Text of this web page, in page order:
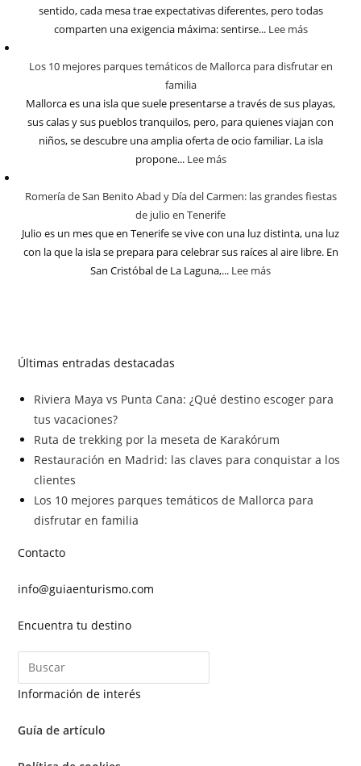
sentido, cada mesa trae expectativas diferentes, pero todas
comparten una exigencia máxima: sentirse... Lee más
Los 10 mejores parques temáticos de Mallorca para disfrutar en
familia
Mallorca es una isla que suele presentarse a través de sus playas,
sus calas y sus pueblos tranquilos, pero, para quienes viajan con
niños, se descubre una amplia oferta de ocio familiar. La isla
propone... Lee más
Romería de San Benito Abad y Día del Carmen: las grandes fiestas
de julio en Tenerife
Julio es un mes que en Tenerife se vive con una luz distinta, una luz
con la que la isla se prepara para celebrar sus raíces al aire libre. En
San Cristóbal de La Laguna,... Lee más
Últimas entradas destacadas
Riviera Maya vs Punta Cana: ¿Qué destino escoger para
tus vacaciones?
Ruta de trekking por la meseta de Karakórum
Restauración en Madrid: las claves para conquistar a los
clientes
Los 10 mejores parques temáticos de Mallorca para
disfrutar en familia
Contacto
info@guiaenturismo.com
Encuentra tu destino
Información de interés
Guía de artículo